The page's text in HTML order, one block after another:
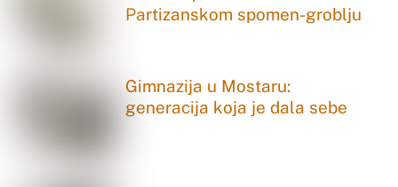
Partizanskom spomen-groblju
Gimnazija u Mostaru:
generacija koja je dala sebe